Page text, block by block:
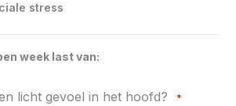
stress
week last van:
licht gevoel in het hoofd? *